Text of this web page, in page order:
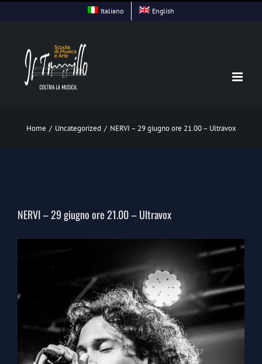
Skip
Italiano English
Home / Uncategorized / NERVI – 29 giugno ore 21.00 – Ultravox
NERVI – 29 giugno ore 21.00 – Ultravox